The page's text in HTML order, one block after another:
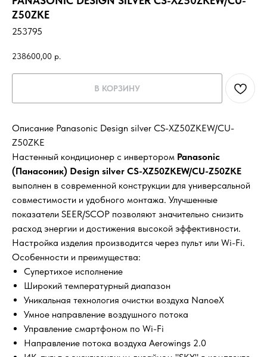
Z50ZKE
253795
238600,00 р.
В КОРЗИНУ
Описание Panasonic Design silver CS-XZ50ZKEW/CU-
Z50ZKE
Настенный кондиционер с инвертором Panasonic
(Панасоник) Design silver CS-XZ50ZKEW/CU-Z50ZKE
выполнен в современной конструкции для универсальной
совместимости и удобного монтажа. Улучшенные
показатели SEER/SCOP позволяют значительно снизить
расход энергии и достижения высокой эффективности.
Настройка изделия производится через пульт или Wi-Fi.
Особенности и преимущества:
Супертихое исполнение
Широкий температурный диапазон
Уникальная технология очистки воздуха NanoeX
Умное направление воздушного потока
Управление смартфоном по Wi-Fi
Направление потока воздуха Aerowings 2.0